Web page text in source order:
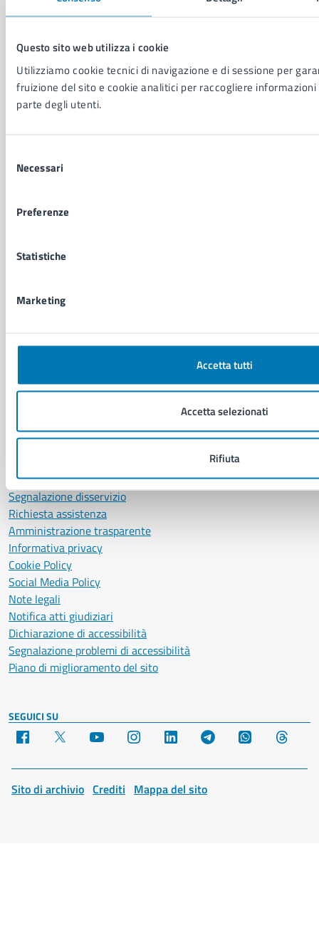
Questo sito web utilizza i cookie
Utilizziamo cookie tecnici di navigazione e di sessione per
fruizione del sito e cookie analitici per raccogliere
parte degli utenti.
delNecessari
Preferenze
Statistiche
Marketing
Accetta tutti
Accetta selezionati
Rifiuta
NOVITÀ
Avvisi
Comunicati
Comunicati stampa della Giunta Comunale
Comunicati stampa del Consiglio Comunale
Luoghi
Elenco libri
CONTATTI
Palazzo San Giacomo, Piazza Municipio - 80133
CF: 80014890638
Centralino unico:0817951111
Prenotazione appuntamento
Segnalazione disservizio
Richiesta assistenza
Amministrazione trasparente
Informativa privacy
Cookie Policy
Social Media Policy
Note legali
Notifica atti giudiziari
Dichiarazione di accessibilità
Segnalazione problemi di accessibilità
Piano di miglioramento del sito
SEGUICI SU
Facebook YouTube Instagram LinkedIn Telegram WhatsApp
Sito di archivio Crediti Mappa del sito